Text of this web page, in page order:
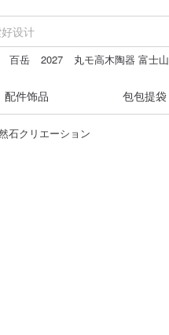
百岳 2027 丸モ高木陶器 富士山
配件饰品 包包提袋